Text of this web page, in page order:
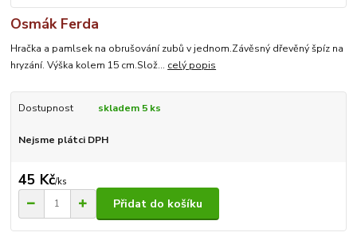
Osmák Ferda
Hračka a pamlsek na obrušování zubů v jednom.Závěsný dřevěný špíz na
hryzání. Výška kolem 15 cm.Slož... celý popis
Dostupnost skladem 5 ks
Nejsme plátci DPH
45 Kč/ks
Přidat do košíku